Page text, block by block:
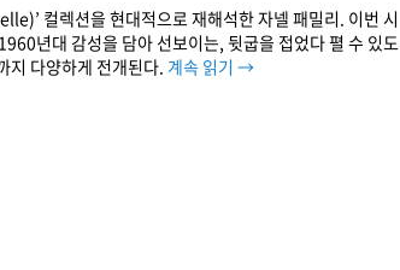
컬렉션을 현대적으로 재해석한 자넬 패밀리. 이번 시
년대 감성을 담아 선보이는, 뒷굽을 접었다 펼 수 있도
지 다양하게 전개된다. 계속 읽기 →